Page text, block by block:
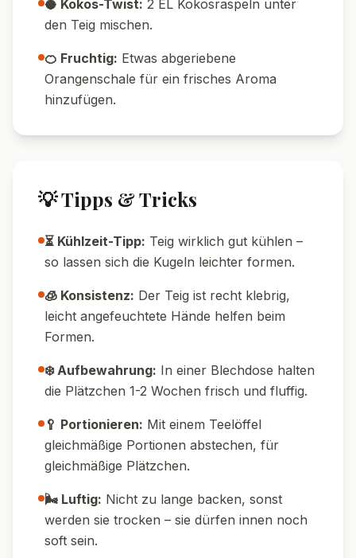
Nährwerte pro Portion
520
Kalorien
7g
🌱 Vegane Variante: Butter durch vegane
Margarine und Eier durch 2 EL Apfelmus pro
Ei ersetzen.
🌾 Glutenfreie Version:Weizenmehl durch
glutenfreie Mehlmischung 1:1 austauschen.
🍫 Extra schokoladig:Vor dem Backen
kleine Schokostückchen in den Teig
drücken.
🥥 Kokos-Twist:2 EL Kokosraspeln unter
den Teig mischen.